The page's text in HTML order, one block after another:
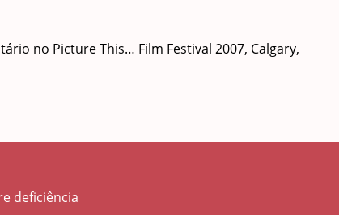
no Picture This… Film Festival 2007, Calgary,
deficiência